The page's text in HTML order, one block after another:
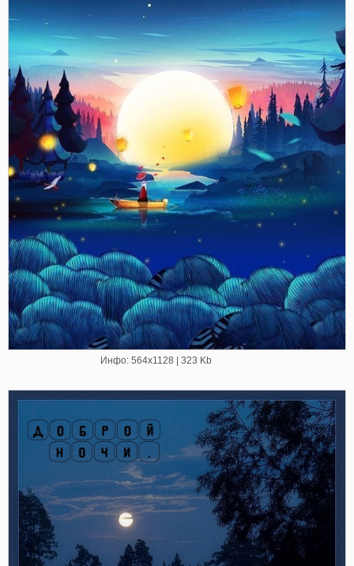
Инфо: 564х1128 | 323 Kb